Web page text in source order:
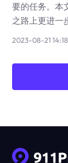
要的任务。本
之路上更进一
2023-08-21 14:18